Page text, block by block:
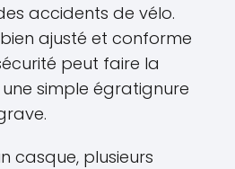
accidents de vélo.
ajusté et conforme
peut faire la
simple égratignure
casque, plusieurs